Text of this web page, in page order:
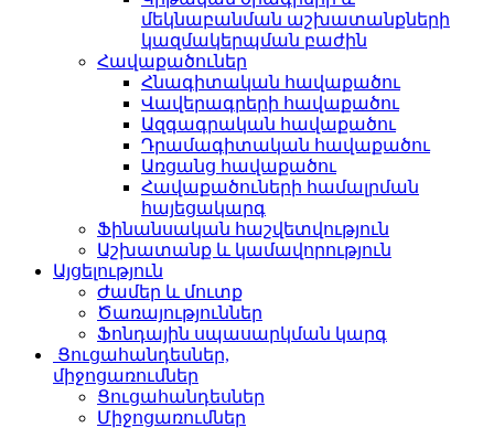
մեկնաբանման աշխատանքների
կազմակերպման բաժին
Հավաքածուներ
Հնագիտական հավաքածու
Վավերագրերի հավաքածու
Ազգագրական հավաքածու
Դրամագիտական հավաքածու
Առցանց հավաքածու
Հավաքածուների համալրման
հայեցակարգ
Ֆինանսական հաշվետվություն
Աշխատանք և կամավորություն
Այցելություն
Ժամեր և մուտք
Ծառայություններ
Ֆոնդային սպասարկման կարգ
Ցուցահանդեսներ,
միջոցառումներ
Ցուցահանդեսներ
Միջոցառումներ